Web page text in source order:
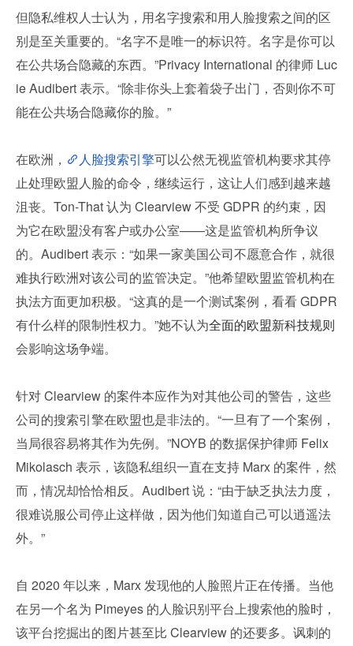
但隐私维权人士认为，用名字搜索和用人脸搜索之间的区
别是至关重要的。“名字不是唯一的标识符。名字是你可以
在公共场合隐藏的东西。”Privacy International 的律师 Luc
ie Audibert 表示。“除非你头上套着袋子出门，否则你不可
能在公共场合隐藏你的脸。”
在欧洲， 人脸搜索引擎可以公然无视监管机构要求其停
止处理欧盟人脸的命令，继续运行，这让人们感到越来越
沮丧。Ton-That 认为 Clearview 不受 GDPR 的约束，因
为它在欧盟没有客户或办公室——这是监管机构所争议
的。Audibert 表示：“如果一家美国公司不愿意合作，就很
难执行欧洲对该公司的监管决定。”他希望欧盟监管机构在
执法方面更加积极。“这真的是一个测试案例，看看 GDPR
有什么样的限制性权力。”她不认为全面的欧盟新科技规则
会影响这场争端。
针对 Clearview 的案件本应作为对其他公司的警告，这些
公司的搜索引擎在欧盟也是非法的。“一旦有了一个案例，
当局很容易将其作为先例。”NOYB 的数据保护律师 Felix
Mikolasch 表示，该隐私组织一直在支持 Marx 的案件，然
而，情况却恰恰相反。Audibert 说：“由于缺乏执法力度，
很难说服公司停止这样做，因为他们知道自己可以逍遥法
外。”
自 2020 年以来，Marx 发现他的人脸照片正在传播。当他
在另一个名为 Pimeyes 的人脸识别平台上搜索他的脸时，
该平台挖掘出的图片甚至比 Clearview 的还要多。讽刺的